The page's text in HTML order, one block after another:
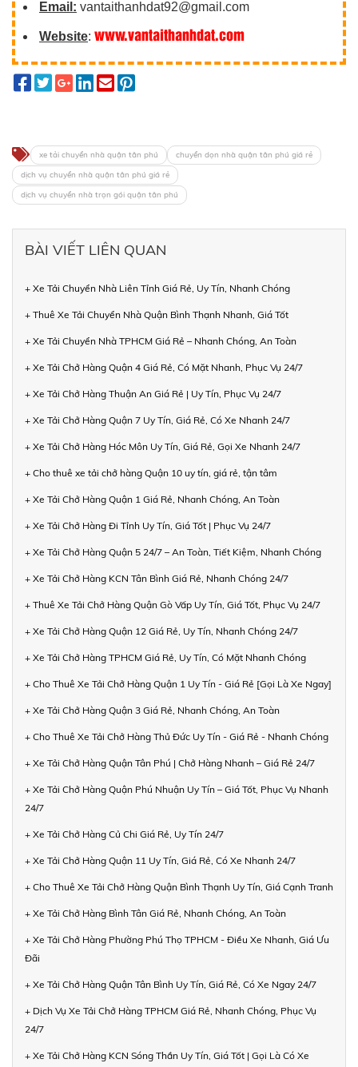
Email: vantaithanhdat92@gmail.com
Website: www.vantaithanhdat.com
xe tải chuyển nhà quận tân phú
chuyển dọn nhà quận tân phú giá rẻ
dịch vụ chuyển nhà quận tân phú giá rẻ
dịch vụ chuyển nhà trọn gói quận tân phú
BÀI VIẾT LIÊN QUAN
+ Xe Tải Chuyển Nhà Liên Tỉnh Giá Rẻ, Uy Tín, Nhanh Chóng
+ Thuê Xe Tải Chuyển Nhà Quận Bình Thạnh Nhanh, Giá Tốt
+ Xe Tải Chuyển Nhà TPHCM Giá Rẻ – Nhanh Chóng, An Toàn
+ Xe Tải Chở Hàng Quận 4 Giá Rẻ, Có Mặt Nhanh, Phục Vụ 24/7
+ Xe Tải Chở Hàng Thuận An Giá Rẻ | Uy Tín, Phục Vụ 24/7
+ Xe Tải Chở Hàng Quận 7 Uy Tín, Giá Rẻ, Có Xe Nhanh 24/7
+ Xe Tải Chở Hàng Hóc Môn Uy Tín, Giá Rẻ, Gọi Xe Nhanh 24/7
+ Cho thuê xe tải chở hàng Quận 10 uy tín, giá rẻ, tận tâm
+ Xe Tải Chở Hàng Quận 1 Giá Rẻ, Nhanh Chóng, An Toàn
+ Xe Tải Chở Hàng Đi Tỉnh Uy Tín, Giá Tốt | Phục Vụ 24/7
+ Xe Tải Chở Hàng Quận 5 24/7 – An Toàn, Tiết Kiệm, Nhanh Chóng
+ Xe Tải Chở Hàng KCN Tân Bình Giá Rẻ, Nhanh Chóng 24/7
+ Thuê Xe Tải Chở Hàng Quận Gò Vấp Uy Tín, Giá Tốt, Phục Vụ 24/7
+ Xe Tải Chở Hàng Quận 12 Giá Rẻ, Uy Tín, Nhanh Chóng 24/7
+ Xe Tải Chở Hàng TPHCM Giá Rẻ, Uy Tín, Có Mặt Nhanh Chóng
+ Cho Thuê Xe Tải Chở Hàng Quận 1 Uy Tín - Giá Rẻ [Gọi Là Xe Ngay]
+ Xe Tải Chở Hàng Quận 3 Giá Rẻ, Nhanh Chóng, An Toàn
+ Cho Thuê Xe Tải Chở Hàng Thủ Đức Uy Tín - Giá Rẻ - Nhanh Chóng
+ Xe Tải Chở Hàng Quận Tân Phú | Chở Hàng Nhanh – Giá Rẻ 24/7
+ Xe Tải Chở Hàng Quận Phú Nhuận Uy Tín – Giá Tốt, Phục Vụ Nhanh
24/7
+ Xe Tải Chở Hàng Củ Chi Giá Rẻ, Uy Tín 24/7
+ Xe Tải Chở Hàng Quận 11 Uy Tín, Giá Rẻ, Có Xe Nhanh 24/7
+ Cho Thuê Xe Tải Chở Hàng Quận Bình Thạnh Uy Tín, Giá Cạnh Tranh
+ Xe Tải Chở Hàng Bình Tân Giá Rẻ, Nhanh Chóng, An Toàn
+ Xe Tải Chở Hàng Phường Phú Thọ TPHCM - Điều Xe Nhanh, Giá Ưu
Đãi
+ Xe Tải Chở Hàng Quận Tân Bình Uy Tín, Giá Rẻ, Có Xe Ngay 24/7
+ Dịch Vụ Xe Tải Chở Hàng TPHCM Giá Rẻ, Nhanh Chóng, Phục Vụ
24/7
+ Xe Tải Chở Hàng KCN Sóng Thần Uy Tín, Giá Tốt | Gọi Là Có Xe